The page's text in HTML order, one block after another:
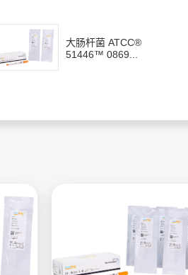
大肠杆菌 ATCC®
51446™ 0869...